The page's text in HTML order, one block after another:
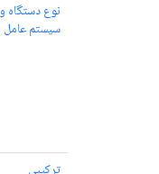
نوع دستگاه و
سیستم عامل
ترکیبی